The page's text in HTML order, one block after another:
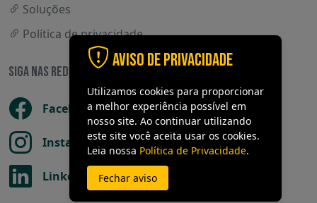
Soluções
Política de privacidade
SIGA NAS REDES SOCIAIS
Facebook
Instagram
LinkedIn
Aviso de Privacidade
Utilizamos cookies para proporcionar
a melhor experiência possível em
nosso site. Ao continuar utilizando
este site você aceita usar os cookies.
Leia nossa Política de Privacidade.
Fechar aviso